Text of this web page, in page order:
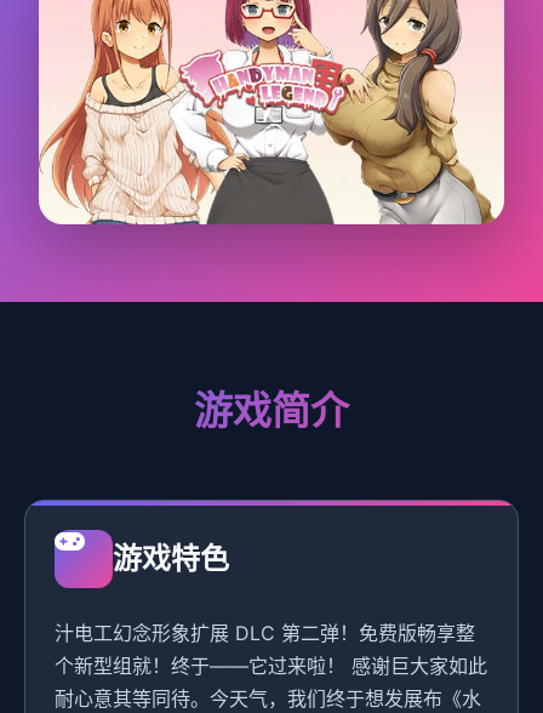
游戏简介
游戏特色
汁电工幻念形象扩展 DLC 第二弹！免费版畅享整
个新型组就！终于——它过来啦！ 感谢巨大家如此
耐心意其等同待。今天气，我们终于想发展布《水